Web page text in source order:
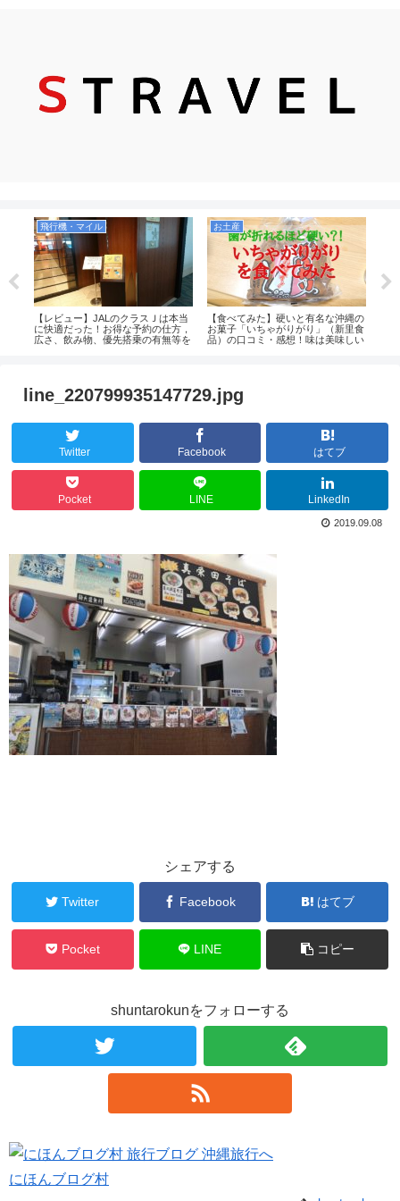
飛行機・マイル
【レビュー】JALのクラスＪは本当
に快適だった！お得な予約の仕方，
広さ、飲み物、優先搭乗の有無等を
お土産
【食べてみた】硬いと有名な沖縄の
お菓子「いちゃがりがり」（新里食
品）の口コミ・感想！味は美味しい
line_220799935147729.jpg
Twitter Facebook はてブ
Pocket LINE LinkedIn
2019.09.08
シェアする
Twitter Facebook はてブ
Pocket LINE コピー
shuntarokunをフォローする
にほんブログ村